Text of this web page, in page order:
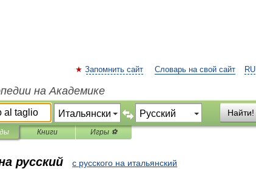
RU
Запомнить сайт Словарь на свой сайт
на Академике
Найти!
Книги Игры ⚽
русский с русского на итальянский